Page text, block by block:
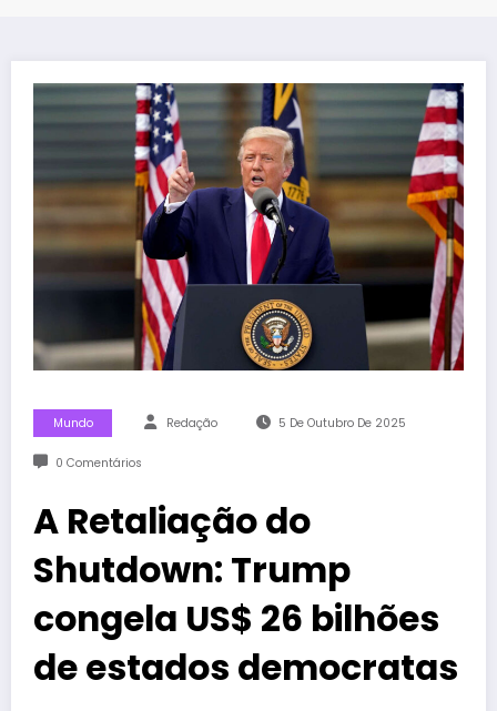
Mundo Redação 5 De Outubro De 2025
0 Comentários
A Retaliação do
Shutdown: Trump
congela US$ 26 bilhões
de estados democratas